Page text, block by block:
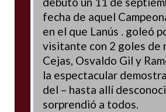
fecha de aquel
en el que Lanús . goleó
visitante con 2 goles de
Cejas, Osvaldo Gil y
la espectacular
del – hasta allí
sorprendió a todos.